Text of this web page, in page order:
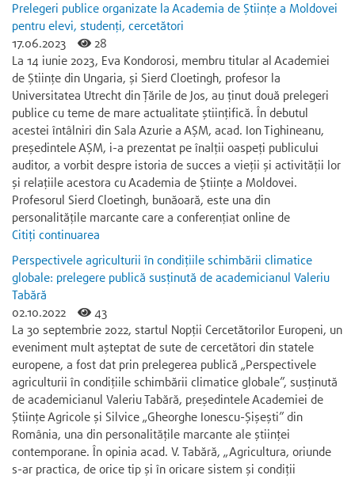
Prelegeri publice organizate la Academia de Științe a Moldovei
pentru elevi, studenți, cercetători
17.06.2023
28
La 14 iunie 2023, Eva Kondorosi, membru titular al Academiei
de Științe din Ungaria, și Sierd Cloetingh, profesor la
Universitatea Utrecht din Țările de Jos, au ținut două prelegeri
publice cu teme de mare actualitate științifică. În debutul
acestei întâlniri din Sala Azurie a AȘM, acad. Ion Tighineanu,
președintele AȘM, i-a prezentat pe înalții oaspeți publicului
auditor, a vorbit despre istoria de succes a vieții și activității lor
și relațiile acestora cu Academia de Științe a Moldovei.
Profesorul Sierd Cloetingh, bunăoară, este una din
personalitățile marcante care a conferențiat online de
Citiți continuarea
Perspectivele agriculturii în condițiile schimbării climatice
globale: prelegere publică susținută de academicianul Valeriu
Tabără
02.10.2022
43
La 30 septembrie 2022, startul Nopții Cercetătorilor Europeni, un
eveniment mult așteptat de sute de cercetători din statele
europene, a fost dat prin prelegerea publică „Perspectivele
agriculturii în condițiile schimbării climatice globale”, susținută
de academicianul Valeriu Tabără, președintele Academiei de
Științe Agricole și Silvice „Gheorghe Ionescu-Șișești” din
România, una din personalitățile marcante ale științei
contemporane. În opinia acad. V. Tabără, „Agricultura, oriunde
s-ar practica, de orice tip și în oricare sistem și condiții